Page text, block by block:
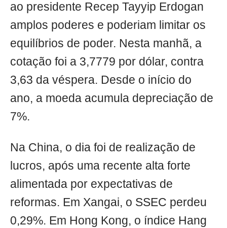
ao presidente Recep Tayyip Erdogan
amplos poderes e poderiam limitar os
equilíbrios de poder. Nesta manhã, a
cotação foi a 3,7779 por dólar, contra
3,63 da véspera. Desde o início do
ano, a moeda acumula depreciação de
7%.
Na China, o dia foi de realização de
lucros, após uma recente alta forte
alimentada por expectativas de
reformas. Em Xangai, o SSEC perdeu
0,29%. Em Hong Kong, o índice Hang